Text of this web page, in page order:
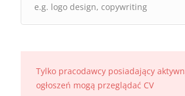
Tylko pracodawcy posiadający
ogłoszeń mogą przeglądać CV